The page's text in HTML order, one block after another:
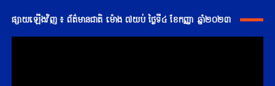
ផ្សាយឡើងវិញ ៖ ព័ត៌មានជាតិ ម៉ោង ៧យប់ ថ្ងៃទី៤ ខែកញ្ញា ឆ្នាំ២០២៣